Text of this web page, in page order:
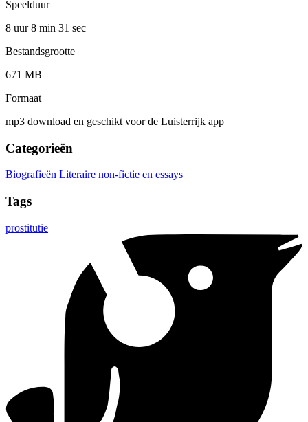
Speelduur
8 uur 8 min 31 sec
Bestandsgrootte
671 MB
Formaat
mp3 download en geschikt voor de Luisterrijk app
Categorieën
Biografieën Literaire non-fictie en essays
Tags
prostitutie